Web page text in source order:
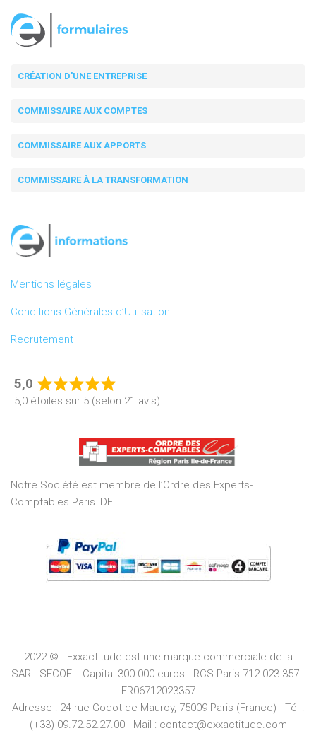
CRÉATION D'UNE ENTREPRISE
COMMISSAIRE AUX COMPTES
COMMISSAIRE AUX APPORTS
COMMISSAIRE À LA TRANSFORMATION
Mentions légales
Conditions Générales d’Utilisation
Recrutement
5,0
Rated
5,0
of
5
5,0 étoiles sur 5 (selon 21 avis)
Notre Société est membre de l’Ordre des Experts-
Comptables Paris IDF.
2022 © - Exxactitude est une marque commerciale de la
SARL SECOFI - Capital 300 000 euros - RCS Paris 712 023 357 -
FR06712023357
Adresse : 24 rue Godot de Mauroy, 75009 Paris (France) - Tél :
(+33) 09.72.52.27.00 - Mail : contact@exxactitude.com